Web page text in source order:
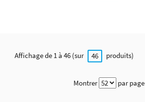
Affichage de 1 à 46 (sur 46 produits)
Montrer par page